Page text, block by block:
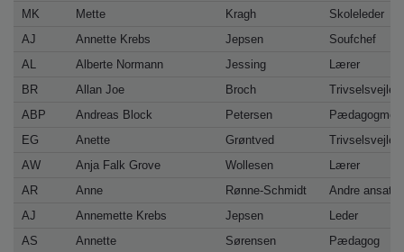
MK
Mette Kragh
Skoleleder
AJ
Annette Krebs Jepsen
Soufchef
AL
Alberte Normann Jessing
Lærer
BR
Allan Joe Broch
ABP
Andreas Block Petersen
EG
Anette Grøntved
AW
Anja Falk Grove Wollesen
Lærer
AR
Anne Rønne-Schmidt
Andre ansatte
AJ
Annemette Krebs Jepsen
Leder
AS
Annette Sørensen
Pædagog